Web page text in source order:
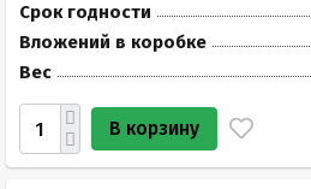
Срок годности
Вложений в коробке
Вес
В корзину